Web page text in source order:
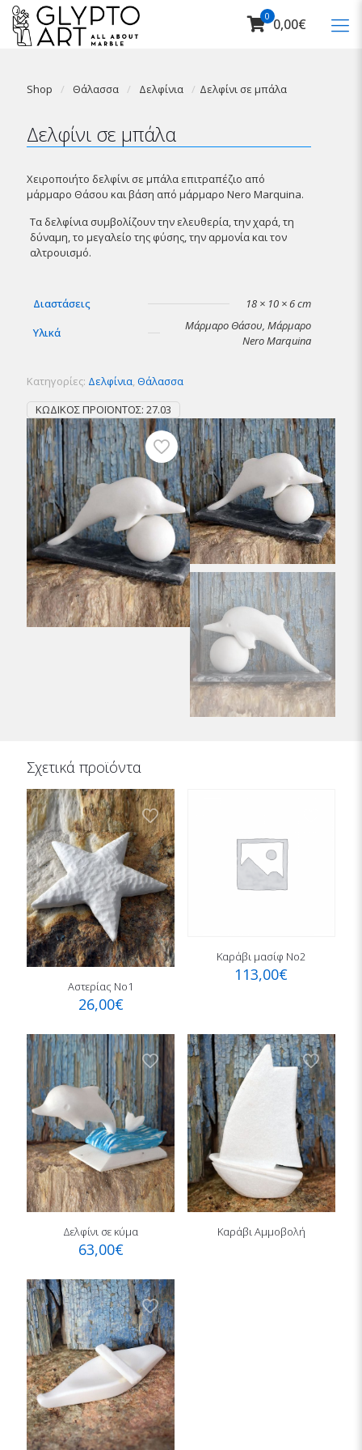
0 0,00€
Shop / Θάλασσα / Δελφίνια / Δελφίνι σε μπάλα
Δελφίνι σε μπάλα
Χειροποιήτο δελφίνι σε μπάλα επιτραπέζιο από
μάρμαρο Θάσου και βάση από μάρμαρο Nero Marquina.
Τα δελφίνια συμβολίζουν την ελευθερία, την χαρά, τη
δύναμη, το μεγαλείο της φύσης, την αρμονία και τον
αλτρουισμό.
Διαστάσεις
18 × 10 × 6 cm
Υλικά
Μάρμαρο Θάσου, Μάρμαρο
Νero Μarquina
Κατηγορίες: Δελφίνια, Θάλασσα
ΚΩΔΙΚΌΣ ΠΡΟΪΌΝΤΟΣ: 27.03
Σχετικά προϊόντα
Αστερίας Νο1
26,00€
Καράβι μασίφ Νο2
113,00€
Δελφίνι σε κύμα
63,00€
Καράβι Αμμοβολή